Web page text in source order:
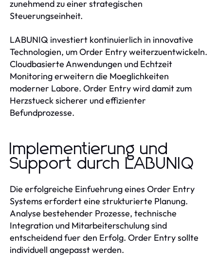
zunehmend zu einer strategischen
Steuerungseinheit.
LABUNIQ investiert kontinuierlich in innovative
Technologien, um Order Entry weiterzuentwickeln.
Cloudbasierte Anwendungen und Echtzeit
Monitoring erweitern die Moeglichkeiten
moderner Labore. Order Entry wird damit zum
Herzstueck sicherer und effizienter
Befundprozesse.
Implementierung und
Support durch LABUNIQ
Die erfolgreiche Einfuehrung eines Order Entry
Systems erfordert eine strukturierte Planung.
Analyse bestehender Prozesse, technische
Integration und Mitarbeiterschulung sind
entscheidend fuer den Erfolg. Order Entry sollte
individuell angepasst werden.